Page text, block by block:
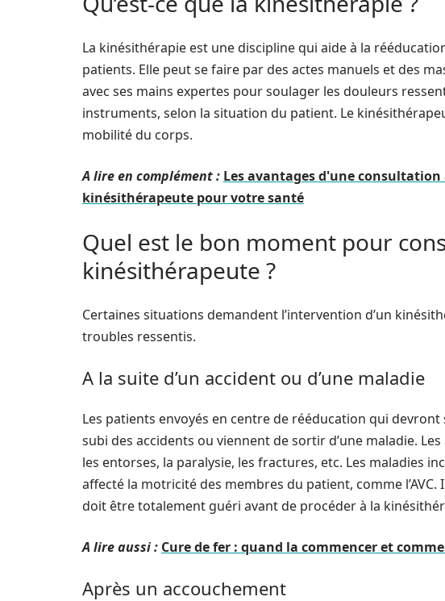
La kinésithérapie est une discipline qui aide à la
patients. Elle peut se faire par des actes manuels et des
avec ses mains expertes pour soulager les douleurs
instruments, selon la situation du patient. Le
mobilité du corps.
A lire en complément : Les avantages d'une
kinésithérapeute pour votre santé
Quel est le bon moment pour
kinésithérapeute ?
Certaines situations demandent l’intervention d’un
troubles ressentis.
A la suite d’un accident ou d’une maladie
Les patients envoyés en centre de rééducation qui
subi des accidents ou viennent de sortir d’une maladie.
les entorses, la paralysie, les fractures, etc. Les maladies
affecté la motricité des membres du patient, comme
doit être totalement guéri avant de procéder à la
A lire aussi : Cure de fer : quand la commencer et
Après un accouchement